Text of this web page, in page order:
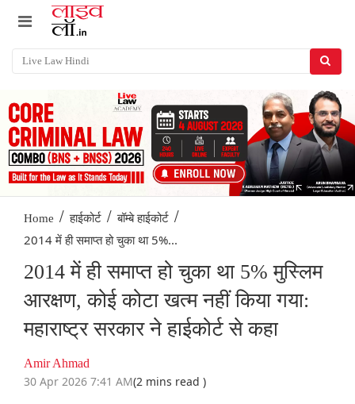
Home / हाईकोर्ट / बॉम्बे हाईकोर्ट /
2014 में ही समाप्त हो चुका था 5%...
2014 में ही समाप्त हो चुका था 5% मुस्लिम
आरक्षण, कोई कोटा खत्म नहीं किया गया:
महाराष्ट्र सरकार ने हाईकोर्ट से कहा
Amir Ahmad
30 Apr 2026 7:41 AM(2 mins read )